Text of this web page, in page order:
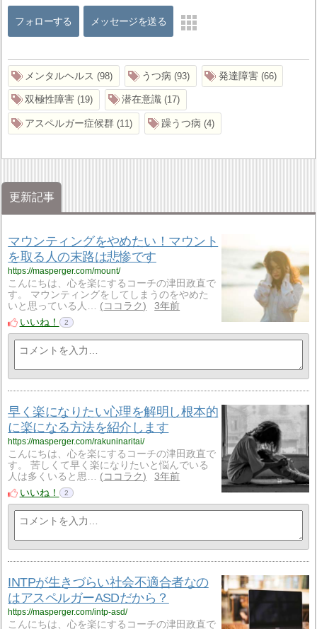
フォローする メッセージを送る
メンタルヘルス 98 うつ病 93 発達障害 66
双極性障害 19 潜在意識 17
アスペルガー症候群 11 躁うつ病 4
更新記事
マウンティングをやめたい！マウント
を取る人の末路は悲惨です
https://masperger.com/mount/
こんにちは、心を楽にするコーチの津田政直で
す。 マウンティングをしてしまうのをやめた
いと思っている人…
ココラク
3年前
いいね！
2
早く楽になりたい心理を解明し根本的
に楽になる方法を紹介します
https://masperger.com/rakuninaritai/
こんにちは、心を楽にするコーチの津田政直で
す。 苦しくて早く楽になりたいと悩んでいる
人は多くいると思…
ココラク
3年前
いいね！
2
INTPが生きづらい社会不適合者なの
はアスペルガーASDだから？
https://masperger.com/intp-asd/
こんにちは、心を楽にするコーチの津田政直で